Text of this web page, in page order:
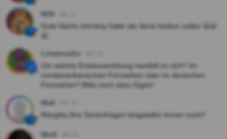
NiSi
Gute Nacht Johnboy hätte die Serie heißen sollen 🥱🥱
Löwenzahn
Um welche Erstausstrahlung handelt es sich? Im
nordamerikanischen Fernsehen oder im deutschen
Fernsehen? Bitte noch dazu fügen!
Mali
Margitta,Ihre Serienfragen langweilen immer noch!!
Wolf